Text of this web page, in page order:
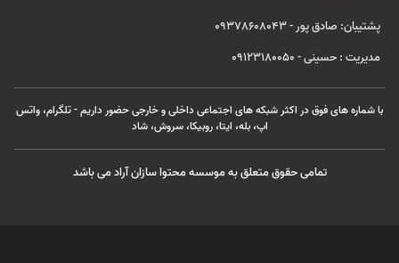
پشتیبان: صادق پور - 09378608043
مدیریت : حسینی - 09123180050
با شماره های فوق در اکثر شبکه های اجتماعی داخلی و خارجی حضور داریم - تلگرام، واتس
اپ، بله، ایتا، روبیکا، سروش، شاد
تمامی حقوق متعلق به موسسه محتوا سازان آراد می باشد